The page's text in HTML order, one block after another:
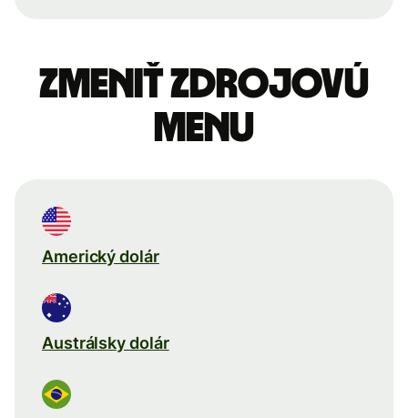
Zmeniť zdrojovú
menu
Americký dolár
Austrálsky dolár